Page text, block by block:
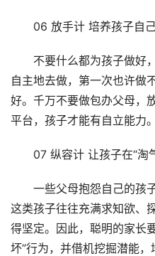
06 放手计 培养孩子自己
不要什么都为孩子做好，
自主地去做，第一次也许做
好。千万不要做包办父母，
平台，孩子才能有自立能力。
07 纵容计 让孩子在“淘
一些父母抱怨自己的孩子
这类孩子往往充满求知欲、
得坚定。因此，聪明的家长
坏”行为，并借机挖掘潜能，